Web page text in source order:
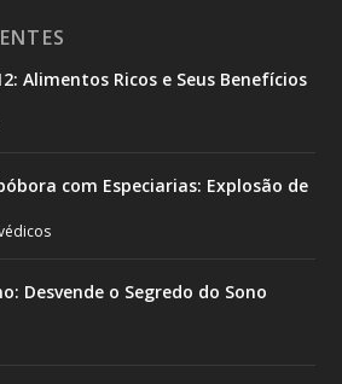
Alimentos Ricos e Seus Benefícios
com Especiarias: Explosão de
Desvende o Segredo do Sono